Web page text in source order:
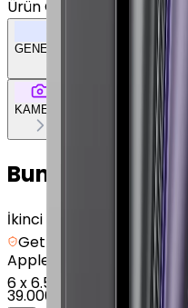
Ürün Özellikleri Tümünü Gör
GENEL ÖZELLİKLER EKRAN
KAMERA BAĞLANTILAR
Bunları da
İkinci el
Getmobil Güvencesi
Apple
iPad 11" (A16) -
6x6.500 TL
39.000 TL